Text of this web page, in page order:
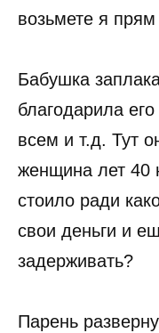
возьмете я прям
Бабушка
благодарила
всем и т.д. Тут
женщина лет 40
стоило ради
свои деньги и
задерживать?
Парень